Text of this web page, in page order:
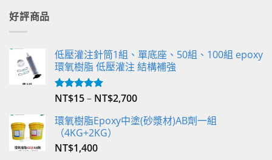
好評商品
低壓灌注針筒1組、單底座、50組、100組 epoxy
環氧樹脂 低壓灌注 結構補強
評分5.00
NT$15– NT$2,700
環氧樹脂Epoxy中塗(砂漿材)AB劑一組
（4KG+2KG）
NT$1,400